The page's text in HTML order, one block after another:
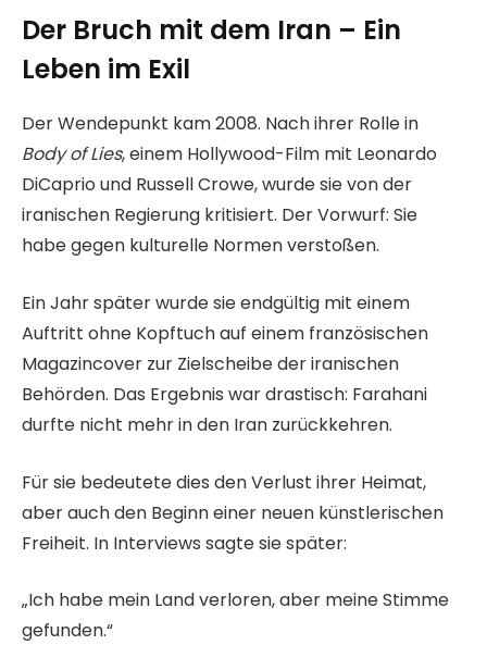
Der Bruch mit dem Iran – Ein
Leben im Exil
Der Wendepunkt kam 2008. Nach ihrer Rolle in
Body of Lies, einem Hollywood-Film mit Leonardo
DiCaprio und Russell Crowe, wurde sie von der
iranischen Regierung kritisiert. Der Vorwurf: Sie
habe gegen kulturelle Normen verstoßen.
Ein Jahr später wurde sie endgültig mit einem
Auftritt ohne Kopftuch auf einem französischen
Magazincover zur Zielscheibe der iranischen
Behörden. Das Ergebnis war drastisch: Farahani
durfte nicht mehr in den Iran zurückkehren.
Für sie bedeutete dies den Verlust ihrer Heimat,
aber auch den Beginn einer neuen künstlerischen
Freiheit. In Interviews sagte sie später:
„Ich habe mein Land verloren, aber meine Stimme
gefunden.“